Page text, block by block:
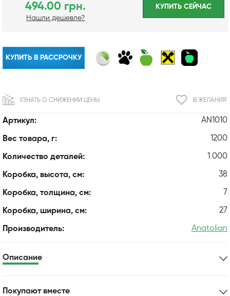
Артикул: AN1010
Вес товара, г: 1200
Количество деталей: 1 000
Коробка, высота, см: 38
Коробка, толщина, см: 7
Коробка, ширина, см: 27
Производитель: Anatolian
494.00 грн.
Нашли дешевле?
КУПИТЬ CЕЙЧАС
КУПИТЬ В РАССРОЧКУ
В ЖЕЛАНИЯ
УЗНАТЬ О СНИЖЕНИИ ЦЕНЫ
Описание
Покупают вместе